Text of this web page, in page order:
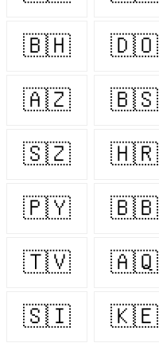
🇧🇭 🇩🇴
🇦🇿 🇧🇸
🇸🇿 🇭🇷
🇵🇾 🇧🇧
🇹🇻 🇦🇶
🇸🇮 🇰🇪